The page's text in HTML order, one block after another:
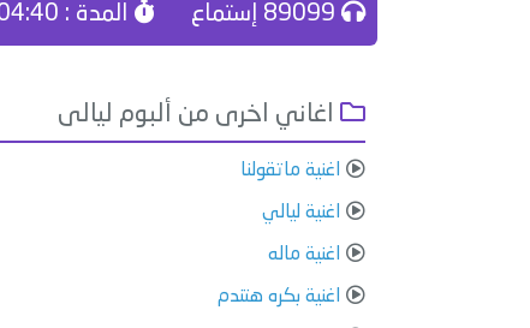
المدة : 04:40
اغاني اخرى من ألبوم ليالى
اغنية ماتقولنا
اغنية ليالي
اغنية ماله
اغنية بكره هتندم